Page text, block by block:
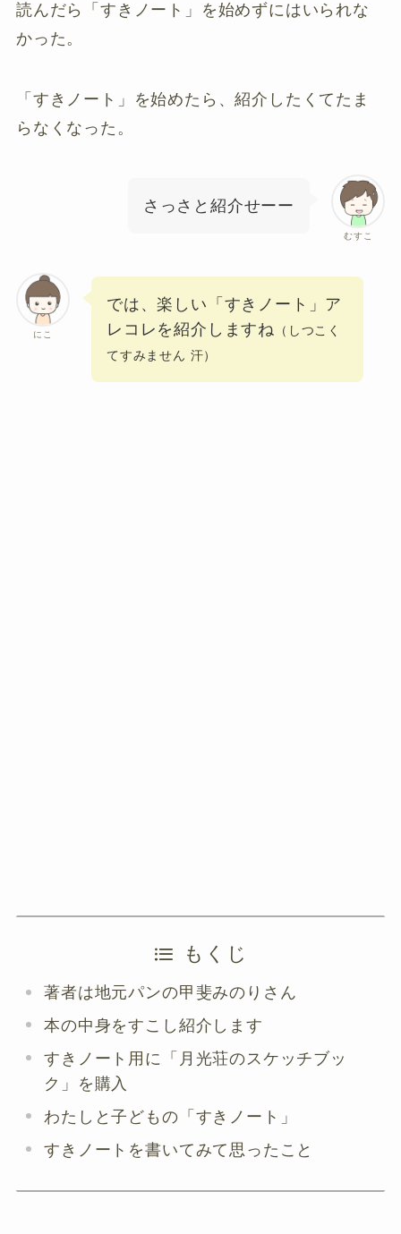
読んだら「すきノート」を始めずにはいられな
かった。
「すきノート」を始めたら、紹介したくてたま
らなくなった。
むすこ
さっさと紹介せーー
にこ
では、楽しい「すきノート」ア
レコレを紹介しますね （しつこく
てすみません 汗）
もくじ
著者は地元パンの甲斐みのりさん
本の中身をすこし紹介します
すきノート用に「月光荘のスケッチブッ
ク」を購入
わたしと子どもの「すきノート」
すきノートを書いてみて思ったこと